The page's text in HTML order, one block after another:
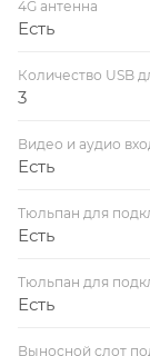
4G антенна
Есть
Количество USB
3
Видео и аудио
Есть
Тюльпан для
Есть
Тюльпан для
Есть
Выносной слот